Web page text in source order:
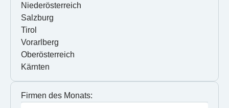
Niederösterreich
Salzburg
Tirol
Vorarlberg
Oberösterreich
Kärnten
Firmen des Monats: